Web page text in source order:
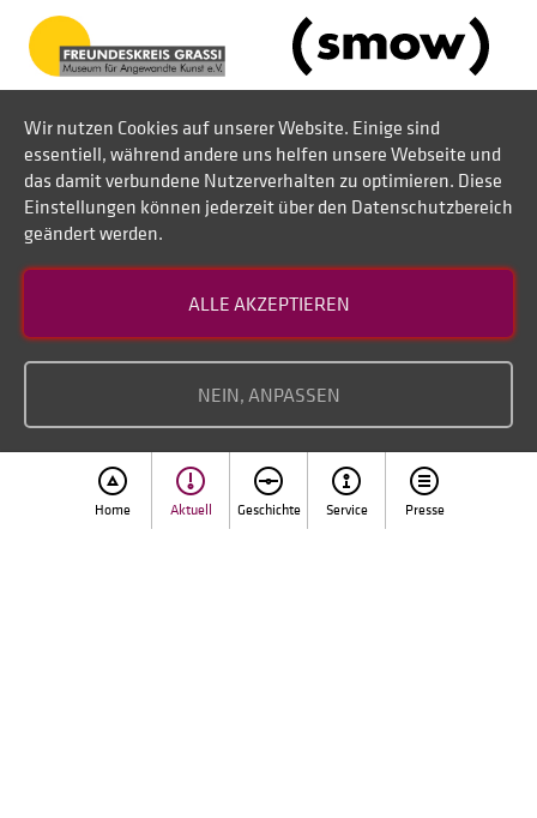
Home Aktuell Geschichte Service Presse
Impressum
Wir nutzen Cookies auf unserer Website. Einige sind
essentiell, während andere uns helfen unsere Webseite und
das damit verbundene Nutzerverhalten zu optimieren. Diese
Einstellungen können jederzeit über den Datenschutzbereich
geändert werden.
ALLE AKZEPTIEREN
NEIN, ANPASSEN